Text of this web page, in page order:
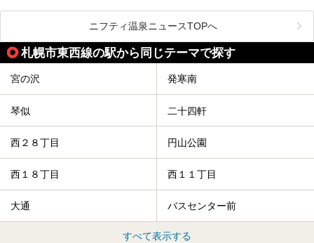
この施設は、温泉・サウナの「休日湯」・ラウンジの「THE
LOUNGE DAYOF」・グルメ「休日洋麺店」・ホテル「エク
スクラメーションホテル」で構成された、まさに大人の癒し
空間。
今回は、そんな「休日ビルヂング」の魅力を5つのポイント
ニフティ温泉ニュースTOPへ
札幌市東西線の駅から同じテーマで探す
宮の沢 発寒南
琴似 二十四軒
西２８丁目 円山公園
西１８丁目 西１１丁目
大通 バスセンター前
すべて表示する